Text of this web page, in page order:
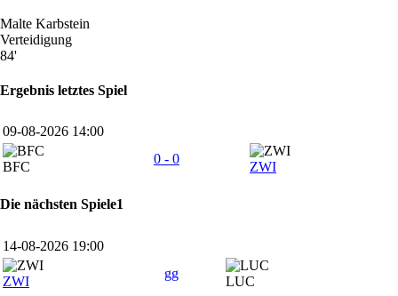
Malte Karbstein
Verteidigung
84'
Ergebnis letztes Spiel
09-08-2026 14:00
BFC
0 - 0
ZWI
Die nächsten Spiele1
14-08-2026 19:00
ZWI
gg
LUC